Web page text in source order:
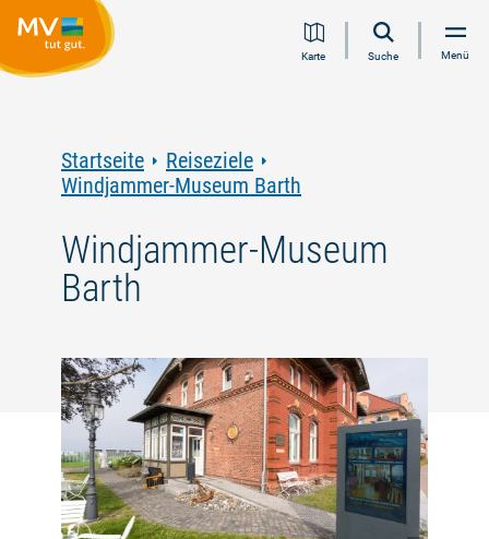
Inhalt
Navigation
Volltextsuche
FooterKarte Suche Menü
Startseite
Reiseziele
Windjammer-Museum Barth
Windjammer-Museum
Barth